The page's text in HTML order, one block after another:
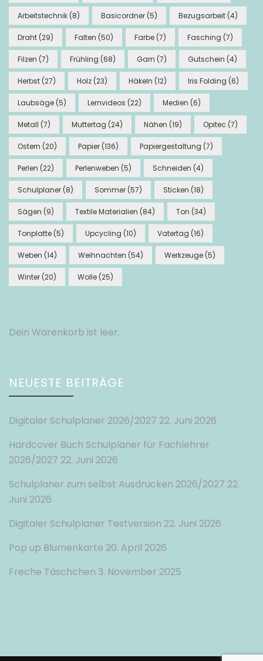
Arbeitstechnik (8) Basicordner (5) Bezugsarbeit (4)
Draht (29) Falten (50) Farbe (7) Fasching (7)
Filzen (7) Frühling (68) Garn (7) Gutschein (4)
Herbst (27) Holz (23) Häkeln (12) Iris Folding (6)
Laubsäge (5) Lernvideos (22) Medien (6)
Metall (7) Muttertag (24) Nähen (19) Opitec (7)
Ostern (20) Papier (136) Papiergestaltung (7)
Perlen (22) Perlenweben (5) Schneiden (4)
Schulplaner (8) Sommer (57) Sticken (18)
Sägen (9) Textile Materialien (84) Ton (34)
Tonplatte (5) Upcycling (10) Vatertag (16)
Weben (14) Weihnachten (54) Werkzeuge (5)
Winter (20) Wolle (25)
Dein Warenkorb ist leer.
NEUESTE BEITRÄGE
Digitaler Schulplaner 2026/2027 22. Juni 2026
Hardcover Buch Schulplaner für Fachlehrer
2026/2027 22. Juni 2026
Schulplaner zum selbst Ausdrucken 2026/2027 22.
Juni 2026
Digitaler Schulplaner Testversion 22. Juni 2026
Pop up Blumenkarte 20. April 2026
Freche Täschchen 3. November 2025